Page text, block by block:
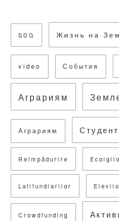
SDG Жизнь на
video События
Аграриям
Аграриям
Reîmpădurire
Latifundiarilor
Crowdfunding